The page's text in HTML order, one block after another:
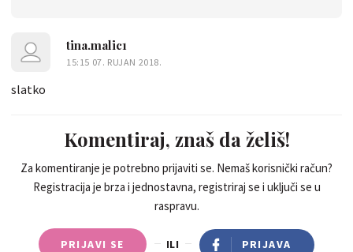
tina.malic1
15:15 07. RUJAN 2018.
slatko
Komentiraj, znaš da želiš!
Za komentiranje je potrebno prijaviti se. Nemaš korisnički račun?
Registracija je brza i jednostavna, registriraj se i uključi se u
raspravu.
PRIJAVI SE ILI PRIJAVA